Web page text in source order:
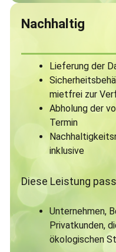
Nachhaltig
Lieferung der
mietfrei zur
Abholung der
Termin
inklusive
Diese Leistung
Unternehmen,
Privatkunden,
ökologischen